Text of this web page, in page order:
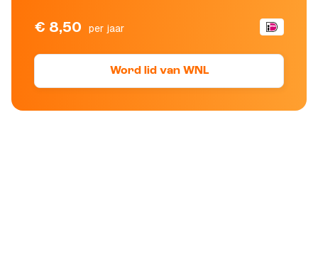
€ 8,50 per jaar
Word lid van WNL